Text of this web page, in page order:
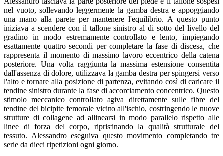
nel vuoto, sollevando leggermente la gamba destra e appoggiando
una mano alla parete per mantenere l'equilibrio. A questo punto
iniziava a scendere con il tallone sinistro al di sotto del livello del
gradino in modo estremamente controllato e lento, impiegando
esattamente quattro secondi per completare la fase di discesa, che
rappresenta il momento di massimo lavoro eccentrico della catena
posteriore. Una volta raggiunta la massima estensione consentita
dall'assenza di dolore, utilizzava la gamba destra per spingersi verso
l'alto e tornare alla posizione di partenza, evitando così di caricare il
tendine sinistro durante la fase di accorciamento concentrico. Questo
stimolo meccanico controllato agiva direttamente sulle fibre del
tendine del bicipite femorale vicino all'ischio, costringendo le nuove
strutture di collagene ad allinearsi in modo parallelo rispetto alle
linee di forza del corpo, ripristinando la qualità strutturale del
tessuto. Alessandro eseguiva questo movimento completando tre
serie da dieci ripetizioni ogni giorno.